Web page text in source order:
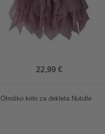
22,99 €
Otroško krilo za dekleta Nutulle